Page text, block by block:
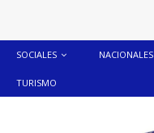
SOCIALES NACIONALES
TURISMO